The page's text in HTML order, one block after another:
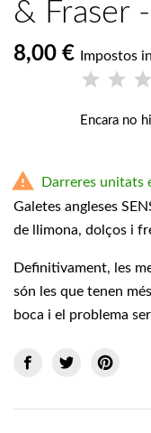
& Fraser
8,00 € Impostos
Encara no

Darreres unitats
Galetes angleses
de llimona, dolços i
Definitivament, les
són les que tenen
boca i el problema